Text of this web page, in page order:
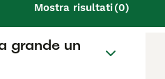
Mostra risultati(0)
grande un